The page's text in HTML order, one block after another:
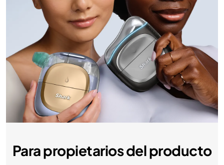
Para propietarios del producto